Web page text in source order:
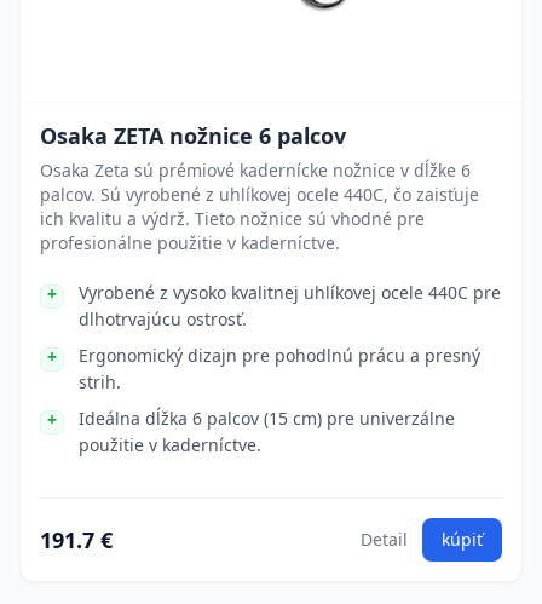
Osaka ZETA nožnice 6 palcov
Osaka Zeta sú prémiové kadernícke nožnice v dĺžke 6
palcov. Sú vyrobené z uhlíkovej ocele 440C, čo zaisťuje
ich kvalitu a výdrž. Tieto nožnice sú vhodné pre
profesionálne použitie v kaderníctve.
Vyrobené z vysoko kvalitnej uhlíkovej ocele 440C pre
dlhotrvajúcu ostrosť.
Ergonomický dizajn pre pohodlnú prácu a presný
strih.
Ideálna dĺžka 6 palcov (15 cm) pre univerzálne
použitie v kaderníctve.
191.7 € Detail kúpiť